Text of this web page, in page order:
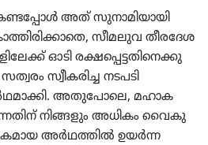
അത്‌ സുനാ​മി​യാ​യി
സീമലുവ തീര​ദേ​ശ​
ഓടി രക്ഷപ്പെ​ട്ട​തി​നെ​ക്കു​
സ്വീക​രിച്ച നടപടി
അതു​പോ​ലെ, മഹാക​
നിങ്ങളും അധികം വൈകു​
അർഥത്തിൽ ഉയർന്ന